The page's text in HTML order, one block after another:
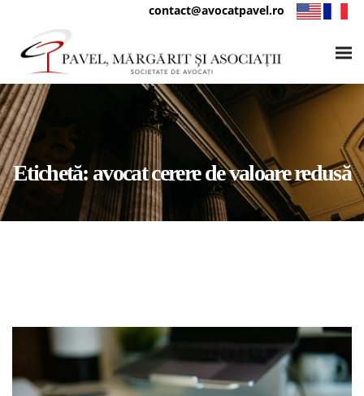
contact@avocatpavel.ro
Etichetă:avocat cerere de valoare redusă